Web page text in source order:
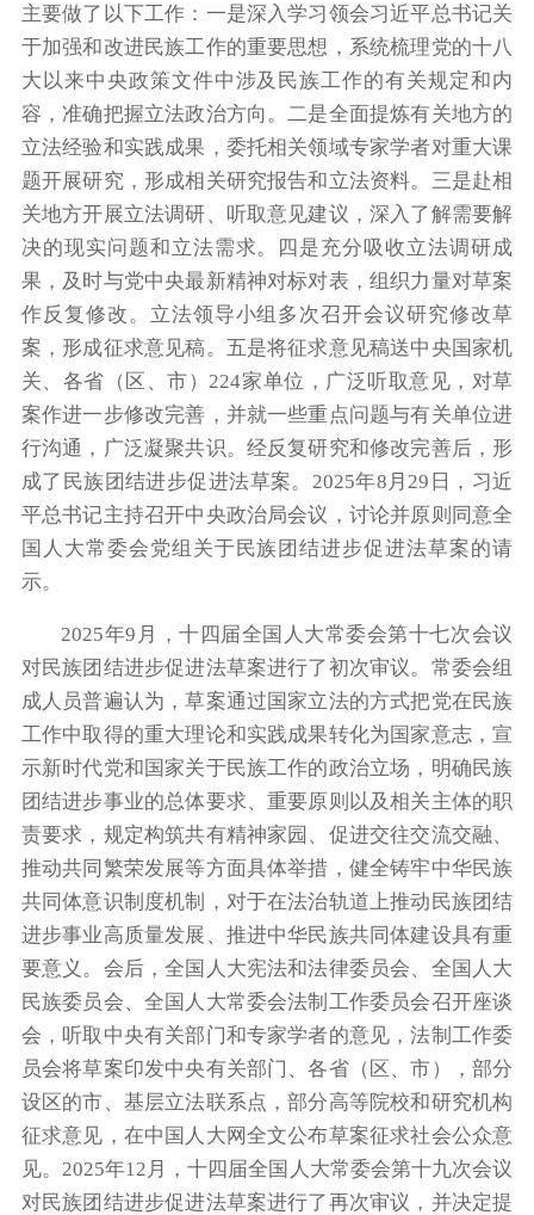
主要做了以下工作：一是深入学习领会习近平总书记关
于加强和改进民族工作的重要思想，系统梳理党的十八
大以来中央政策文件中涉及民族工作的有关规定和内
容，准确把握立法政治方向。二是全面提炼有关地方的
立法经验和实践成果，委托相关领域专家学者对重大课
题开展研究，形成相关研究报告和立法资料。三是赴相
关地方开展立法调研、听取意见建议，深入了解需要解
决的现实问题和立法需求。四是充分吸收立法调研成
果，及时与党中央最新精神对标对表，组织力量对草案
作反复修改。立法领导小组多次召开会议研究修改草
案，形成征求意见稿。五是将征求意见稿送中央国家机
关、各省（区、市）224家单位，广泛听取意见，对草
案作进一步修改完善，并就一些重点问题与有关单位进
行沟通，广泛凝聚共识。经反复研究和修改完善后，形
成了民族团结进步促进法草案。2025年8月29日，习近
平总书记主持召开中央政治局会议，讨论并原则同意全
国人大常委会党组关于民族团结进步促进法草案的请
示。
2025年9月，十四届全国人大常委会第十七次会议
对民族团结进步促进法草案进行了初次审议。常委会组
成人员普遍认为，草案通过国家立法的方式把党在民族
工作中取得的重大理论和实践成果转化为国家意志，宣
示新时代党和国家关于民族工作的政治立场，明确民族
团结进步事业的总体要求、重要原则以及相关主体的职
责要求，规定构筑共有精神家园、促进交往交流交融、
推动共同繁荣发展等方面具体举措，健全铸牢中华民族
共同体意识制度机制，对于在法治轨道上推动民族团结
进步事业高质量发展、推进中华民族共同体建设具有重
要意义。会后，全国人大宪法和法律委员会、全国人大
民族委员会、全国人大常委会法制工作委员会召开座谈
会，听取中央有关部门和专家学者的意见，法制工作委
员会将草案印发中央有关部门、各省（区、市），部分
设区的市、基层立法联系点，部分高等院校和研究机构
征求意见，在中国人大网全文公布草案征求社会公众意
见。2025年12月，十四届全国人大常委会第十九次会议
对民族团结进步促进法草案进行了再次审议，并决定提